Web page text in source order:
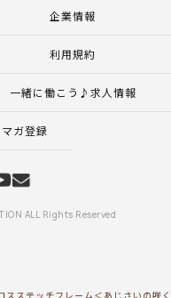
企業情報
利用規約
一緒に働こう♪求人情報
ガ登録
ALL Rights Reserved
スステッチフレーム＜あじさいの咲